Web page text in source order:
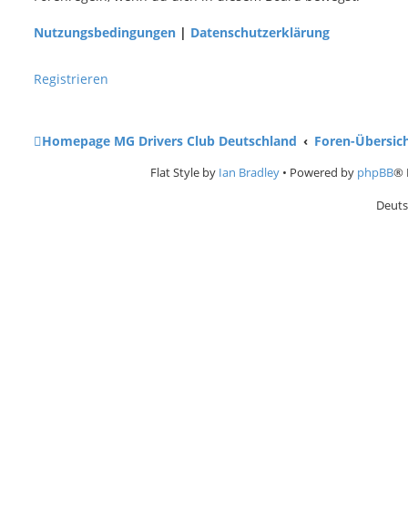
Nutzungsbedingungen | Datenschutzerklärung
Registrieren
Homepage MG Drivers Club Deutschland Foren-
Flat Style by Ian Bradley • Powered by phpBB®